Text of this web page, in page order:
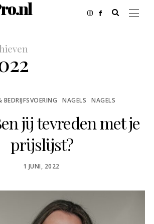
BEDRIJFSVOERING NAGELS NAGELS
jij tevreden met je
prijslijst?
POSTED
1 JUNI, 2022